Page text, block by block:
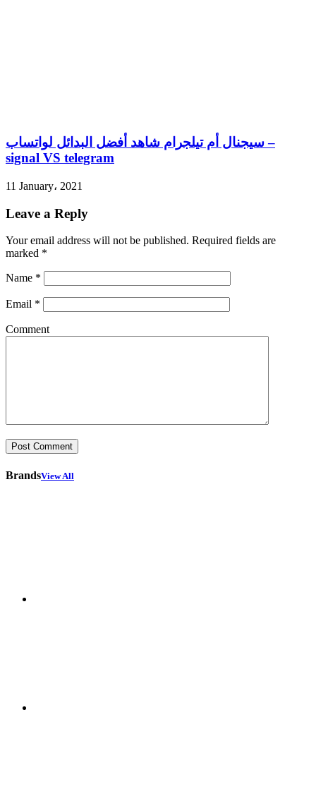
سيجنال أم تيلجرام شاهد أفضل البدائل لواتساب –
signal VS telegram
11 January، 2021
Leave a Reply
Your email address will not be published. Required fields are
marked *
Name *
Email *
Comment
BrandsView All